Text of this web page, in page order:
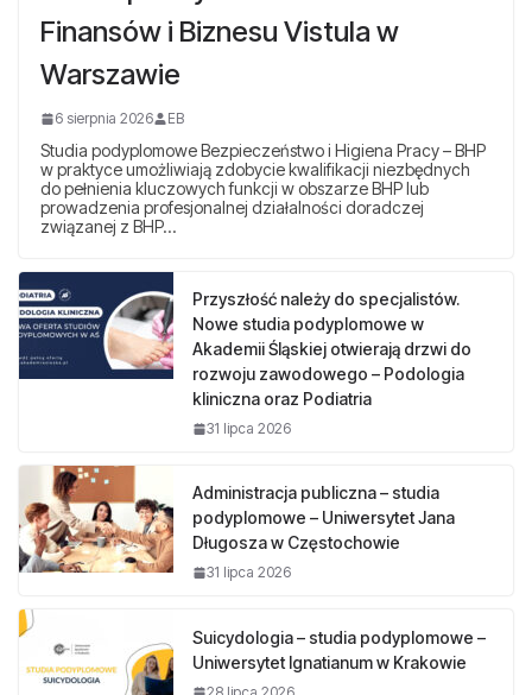
Finansów i Biznesu Vistula w
Warszawie
6 sierpnia 2026 EB
Studia podyplomowe Bezpieczeństwo i Higiena Pracy – BHP
w praktyce umożliwiają zdobycie kwalifikacji niezbędnych
do pełnienia kluczowych funkcji w obszarze BHP lub
prowadzenia profesjonalnej działalności doradczej
związanej z BHP…
Przyszłość należy do specjalistów.
Nowe studia podyplomowe w
Akademii Śląskiej otwierają drzwi do
rozwoju zawodowego – Podologia
kliniczna oraz Podiatria
31 lipca 2026
Administracja publiczna – studia
podyplomowe – Uniwersytet Jana
Długosza w Częstochowie
31 lipca 2026
Suicydologia – studia podyplomowe –
Uniwersytet Ignatianum w Krakowie